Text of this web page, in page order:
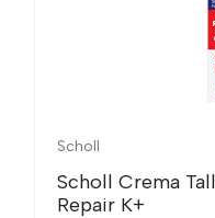
Scholl
Scholl Crema
Repair K+